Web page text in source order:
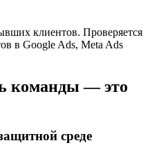
клиентов. Проверяется
в Google Ads, Meta Ads
команды — это
среде